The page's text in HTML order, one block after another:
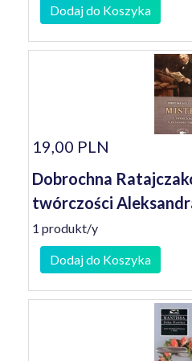
Dodaj do Koszyka
19,00 PLN
Dobrochna
twórczości
1 produkt/y
Dodaj do Koszyka